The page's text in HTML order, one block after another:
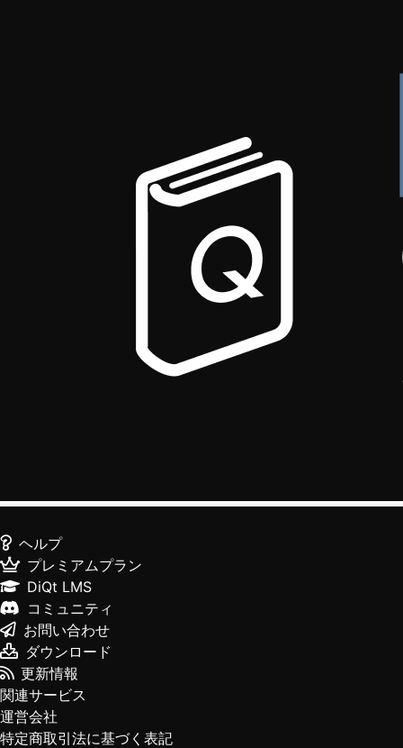
ヘルプ
プレミアムプラン
DiQt LMS
コミュニティ
お問い合わせ
ダウンロード
更新情報
関連サービス
運営会社
特定商取引法に基づく表記